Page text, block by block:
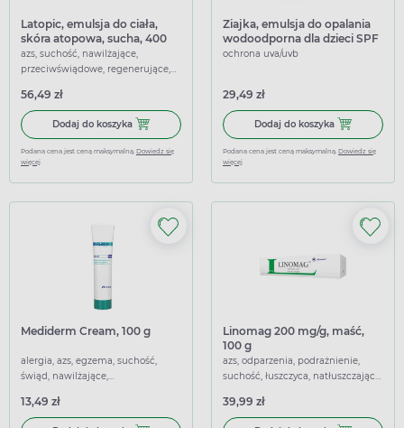
Latopic, emulsja do ciała,
skóra atopowa, sucha, 400
ml
azs, suchość, nawilżające,
przeciwświądowe, regenerujące,
56,49 zł
Dodaj do koszyka Dodaj do koszyka Latopic, emulsja do ciała, skóra
Podana cena jest ceną maksymalną. Dowiedz się
więcej
Ziajka, emulsja do opalania
wodoodporna dla dzieci SPF
50+, 125 ml
ochrona uva/uvb
29,49 zł
Dodaj do koszyka Dodaj do
Podana cena jest ceną maksymalną. Dowiedz się
więcej
Mediderm Cream, 100 g
alergia, azs, egzema, suchość,
świąd, nawilżające,
13,49 zł
Linomag 200 mg/g, maść,
100 g
azs, odparzenia, podrażnienie,
suchość, łuszczyca, natłuszczające,
39,99 zł